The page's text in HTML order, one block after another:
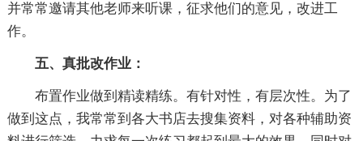
并常常邀请其他老师来听课，征求他们的意见，改进工
作。
五、真批改作业：
布置作业做到精读精练。有针对性，有层次性。为了
做到这点，我常常到各大书店去搜集资料，对各种辅助资